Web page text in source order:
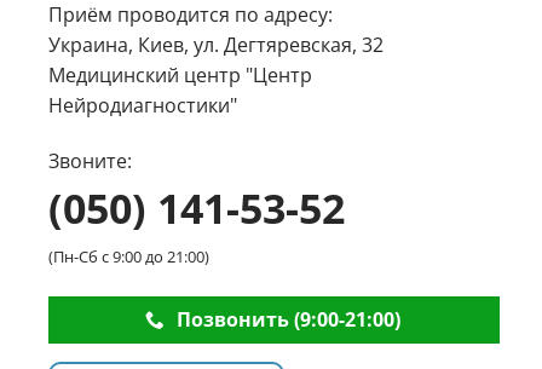
Приём проводится по адресу:
Украина, Киев, ул. Дегтяревская, 32
Медицинский центр "Центр
Нейродиагностики"
Звоните:
(050) 141-53-52
(Пн-Сб с 9:00 до 21:00)
Позвонить (9:00-21:00)